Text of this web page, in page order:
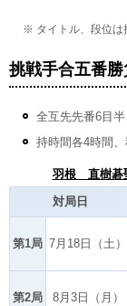
※ タイトル、段位は
挑戦手合五番勝
全互先先番6目
持時間各4時間
羽根 直樹碁
対局日
第1局 7月18日（土）
第2局 8月3日（月）